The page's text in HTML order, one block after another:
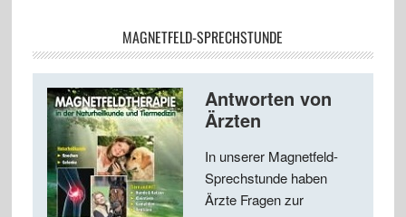
MAGNETFELD-SPRECHSTUNDE
Antworten von
Ärzten
In unserer Magnetfeld-
Sprechstunde haben
Ärzte Fragen zur